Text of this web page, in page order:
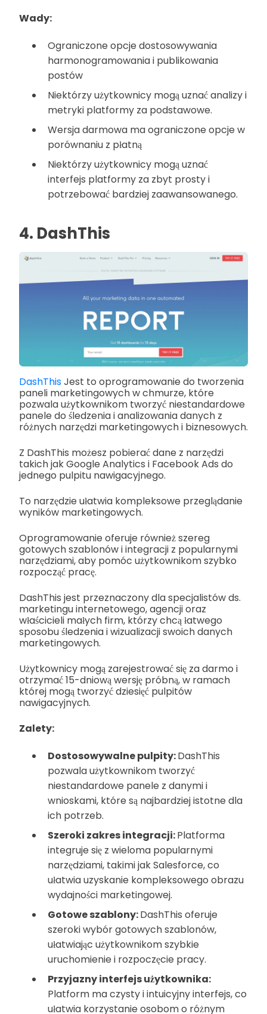
Wady:
Ograniczone opcje dostosowywania
harmonogramowania i publikowania
postów
Niektórzy użytkownicy mogą uznać analizy i
metryki platformy za podstawowe.
Wersja darmowa ma ograniczone opcje w
porównaniu z płatną
Niektórzy użytkownicy mogą uznać
interfejs platformy za zbyt prosty i
potrzebować bardziej zaawansowanego.
4. DashThis
DashThisJest to oprogramowanie do tworzenia
paneli marketingowych w chmurze, które
pozwala użytkownikom tworzyć niestandardowe
panele do śledzenia i analizowania danych z
różnych narzędzi marketingowych i biznesowych.
Z DashThis możesz pobierać dane z narzędzi
takich jak Google Analytics i Facebook Ads do
jednego pulpitu nawigacyjnego.
To narzędzie ułatwia kompleksowe przeglądanie
wyników marketingowych.
Oprogramowanie oferuje również szereg
gotowych szablonów i integracji z popularnymi
narzędziami, aby pomóc użytkownikom szybko
rozpocząć pracę.
DashThis jest przeznaczony dla specjalistów ds.
marketingu internetowego, agencji oraz
właścicieli małych firm, którzy chcą łatwego
sposobu śledzenia i wizualizacji swoich danych
marketingowych.
Użytkownicy mogą zarejestrować się za darmo i
otrzymać 15-dniową wersję próbną, w ramach
której mogą tworzyć dziesięć pulpitów
nawigacyjnych.
Zalety:
Dostosowywalne pulpity:DashThis
pozwala użytkownikom tworzyć
niestandardowe panele z danymi i
wnioskami, które są najbardziej istotne dla
ich potrzeb.
Szeroki zakres integracji:Platforma
integruje się z wieloma popularnymi
narzędziami, takimi jak Salesforce, co
ułatwia uzyskanie kompleksowego obrazu
wydajności marketingowej.
Gotowe szablony:DashThis oferuje
szeroki wybór gotowych szablonów,
ułatwiając użytkownikom szybkie
uruchomienie i rozpoczęcie pracy.
Przyjazny interfejs użytkownika:
Platform ma czysty i intuicyjny interfejs, co
ułatwia korzystanie osobom o różnym